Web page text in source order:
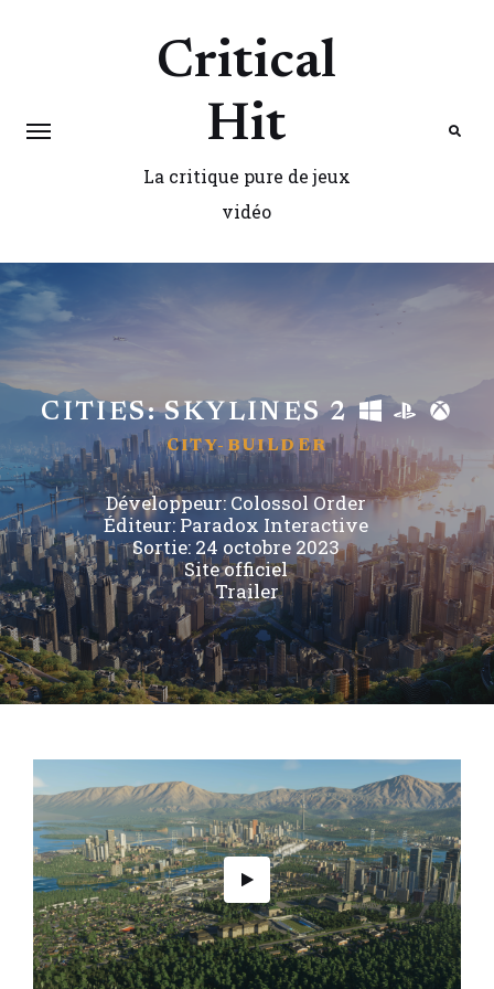
Critical
Hit
La critique pure de jeux
vidéo
CITIES: SKYLINES 2
CITY-BUILDER
Développeur: Colossol Order
Éditeur: Paradox Interactive
Sortie: 24 octobre 2023
Site officiel
Trailer